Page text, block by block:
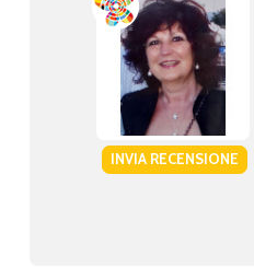
INVIA RECENSIONE